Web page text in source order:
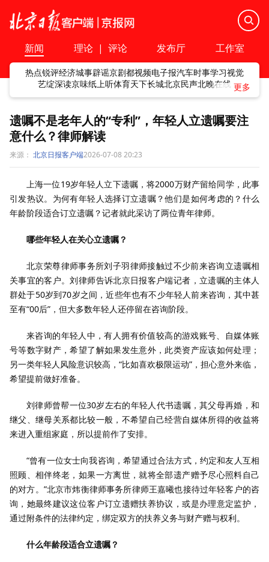
新闻 理论 | 评论 发布厅 工作室
热点锐评经济城事辟谣京剧都视频电子报汽车时事学习视觉
艺绽深读京味纸上听体育天下长城北京民声北晚在线
遗嘱不是老年人的“专利”，年轻人立遗嘱要注
意什么？律师解读
来源： 北京日报客户端2026-07-08 20:23
上海一位19岁年轻人立下遗嘱，将2000万财产留给同学，此事
引发热议。为何有年轻人选择订立遗嘱？他们是如何考虑的？什么
年龄阶段适合订立遗嘱？记者就此采访了两位青年律师。
哪些年轻人在关心立遗嘱？
北京荣尊律师事务所刘子羽律师接触过不少前来咨询立遗嘱相
关事宜的客户。刘律师告诉北京日报客户端记者，立遗嘱的主体人
群处于50岁到70岁之间，近些年也有不少年轻人前来咨询，其中甚
至有“00后”，但大多数年轻人还停留在咨询阶段。
来咨询的年轻人中，有人拥有价值较高的游戏账号、自媒体账
号等数字财产，希望了解如果发生意外，此类资产应该如何处理；
另一类年轻人风险意识较高，“比如喜欢极限运动”，担心意外来临，
希望提前做好准备。
刘律师曾帮一位30岁左右的年轻人代书遗嘱，其父母再婚，和
继父、继母关系都比较一般，不希望自己经营自媒体所得的收益将
来进入重组家庭，所以提前作了安排。
“曾有一位女士向我咨询，希望通过合法方式，约定和友人互相
照顾、相伴终老，如果一方离世，就将全部遗产赠予尽心照料自己
的对方。”北京市炜衡律师事务所律师王嘉曦也接待过年轻客户的咨
询，她最终建议这位客户订立遗赠扶养协议，或是办理意定监护，
通过附条件的法律约定，绑定双方的扶养义务与财产赠与权利。
什么年龄段适合立遗嘱？